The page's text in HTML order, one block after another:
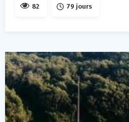
82 79 jours